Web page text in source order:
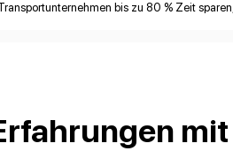
bis zu 80 % Zeit